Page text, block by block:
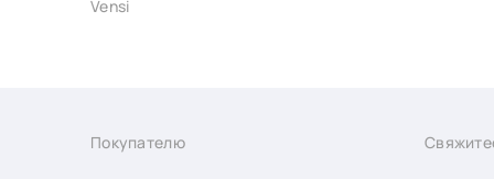
Vensi
Покупателю